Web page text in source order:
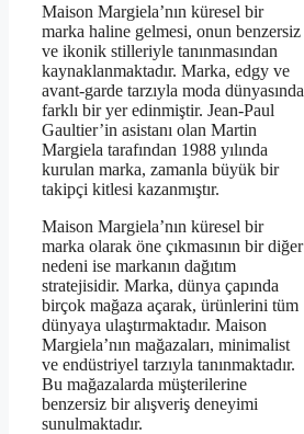
Maison Margiela’nın küresel bir
marka haline gelmesi, onun benzersiz
ve ikonik stilleriyle tanınmasından
kaynaklanmaktadır. Marka, edgy ve
avant-garde tarzıyla moda dünyasında
farklı bir yer edinmiştir. Jean-Paul
Gaultier’in asistanı olan Martin
Margiela tarafından 1988 yılında
kurulan marka, zamanla büyük bir
takipçi kitlesi kazanmıştır.
Maison Margiela’nın küresel bir
marka olarak öne çıkmasının bir diğer
nedeni ise markanın dağıtım
stratejisidir. Marka, dünya çapında
birçok mağaza açarak, ürünlerini tüm
dünyaya ulaştırmaktadır. Maison
Margiela’nın mağazaları, minimalist
ve endüstriyel tarzıyla tanınmaktadır.
Bu mağazalarda müşterilerine
benzersiz bir alışveriş deneyimi
sunulmaktadır.